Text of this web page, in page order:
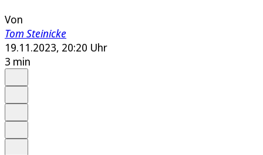
Von
Tom Steinicke
19.11.2023, 20:20 Uhr
3 min